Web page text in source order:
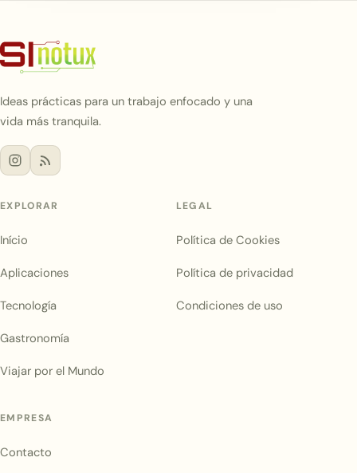
Ideas prácticas para un trabajo enfocado y una
vida más tranquila.
EXPLORAR
Início
Aplicaciones
Tecnología
Gastronomía
Viajar por el Mundo
LEGAL
Política de Cookies
Política de privacidad
Condiciones de uso
EMPRESA
Contacto